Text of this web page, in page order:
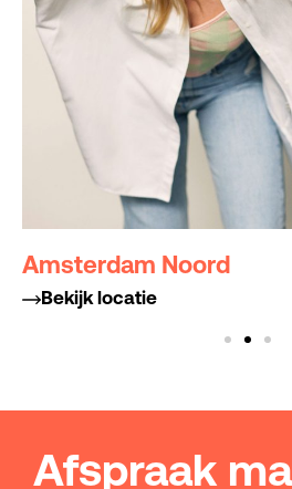
Amsterdam Noord
Bekijk locatie
Afspraak